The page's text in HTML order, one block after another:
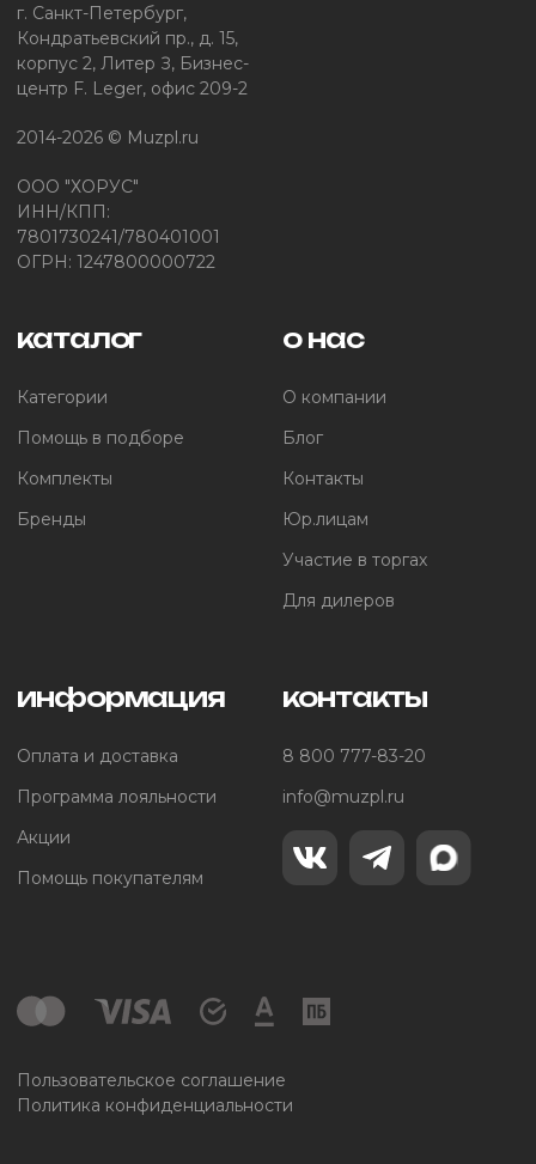
г. Санкт-Петербург,
Кондратьевский пр., д. 15,
корпус 2, Литер З, Бизнес-
центр F. Leger, офис 209-2
2014-2026 © Muzpl.ru
ООО "ХОРУС"
ИНН/КПП:
7801730241/780401001
ОГРН: 1247800000722
каталог
Категории
Помощь в подборе
Комплекты
Бренды
о нас
О компании
Блог
Контакты
Юр.лицам
Участие в торгах
Для дилеров
информация
Оплата и доставка
Программа лояльности
Акции
Помощь покупателям
контакты
8 800 777-83-20
info@muzpl.ru
Пользовательское соглашение
Политика конфиденциальности